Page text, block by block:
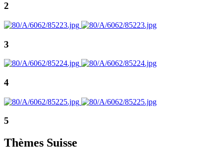
2
3
4
5
Thèmes Suisse